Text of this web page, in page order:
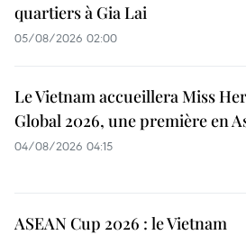
quartiers à Gia Lai
05/08/2026 02:00
Le Vietnam accueillera Miss
Global 2026, une première en
04/08/2026 04:15
ASEAN Cup 2026 : le Vietnam